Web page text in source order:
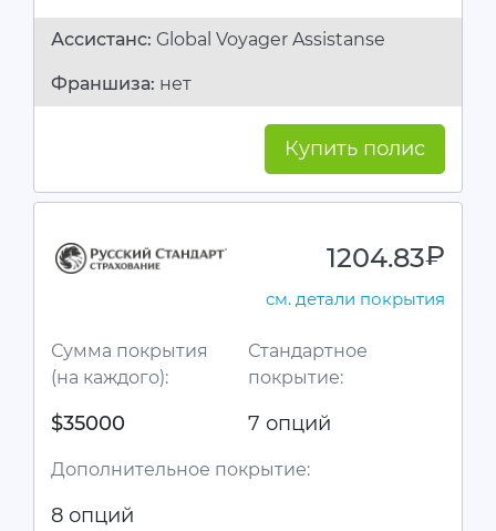
Ассистанc: Global Voyager Assistanse
Франшиза: нет
Купить полис
1204.83руб.
см. детали покрытия
Сумма покрытия
(на каждого):
$35000
Стандартное
покрытие:
7 опций
Дополнительное покрытие:
8 опций